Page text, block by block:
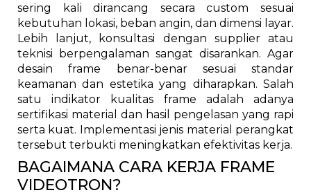
sering kali dirancang secara custom sesuai
kebutuhan lokasi, beban angin, dan dimensi layar.
Lebih lanjut, konsultasi dengan supplier atau
teknisi berpengalaman sangat disarankan. Agar
desain frame benar-benar sesuai standar
keamanan dan estetika yang diharapkan. Salah
satu indikator kualitas frame adalah adanya
sertifikasi material dan hasil pengelasan yang rapi
serta kuat. Implementasi jenis material perangkat
tersebut terbukti meningkatkan efektivitas kerja.
BAGAIMANA CARA KERJA FRAME
VIDEOTRON?